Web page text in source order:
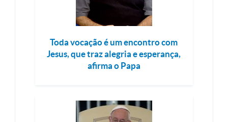
Toda vocação é um encontro com
Jesus, que traz alegria e esperança,
afirma o Papa